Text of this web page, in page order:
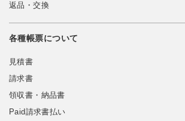
返品・交換
各種帳票について
見積書
請求書
領収書・納品書
Paid請求書払い